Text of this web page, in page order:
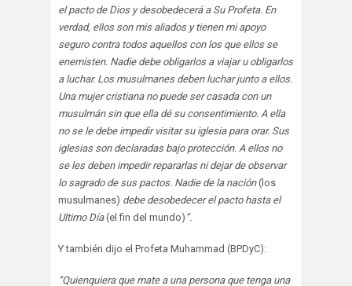
el pacto de Dios y desobedecerá a Su Profeta. En
verdad, ellos son mis aliados y tienen mi apoyo
seguro contra todos aquellos con los que ellos se
enemisten. Nadie debe obligarlos a viajar u obligarlos
a luchar. Los musulmanes deben luchar junto a ellos.
Una mujer cristiana no puede ser casada con un
musulmán sin que ella dé su consentimiento. A ella
no se le debe impedir visitar su iglesia para orar. Sus
iglesias son declaradas bajo protección. A ellos no
se les deben impedir repararlas ni dejar de observar
lo sagrado de sus pactos. Nadie de la nación(los
musulmanes) debe desobedecer el pacto hasta el
Ultimo Día(el fin del mundo) ”.
Y también dijo el Profeta Muhammad (BPDyC):
“Quienquiera que mate a una persona que tenga una